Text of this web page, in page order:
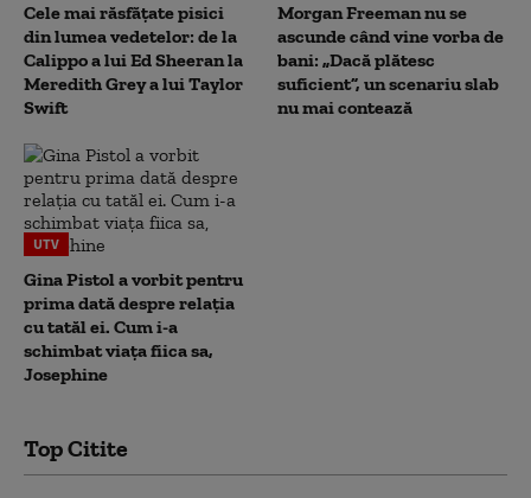
Cele mai răsfățate pisici
din lumea vedetelor: de la
Calippo a lui Ed Sheeran la
Meredith Grey a lui Taylor
Swift
Morgan Freeman nu se
ascunde când vine vorba de
bani: „Dacă plătesc
suficient”, un scenariu slab
nu mai contează
UTV
Gina Pistol a vorbit pentru
prima dată despre relația
cu tatăl ei. Cum i-a
schimbat viața fiica sa,
Josephine
Top Citite